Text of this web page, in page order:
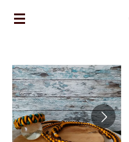
Ga
de
hoofdinhoud